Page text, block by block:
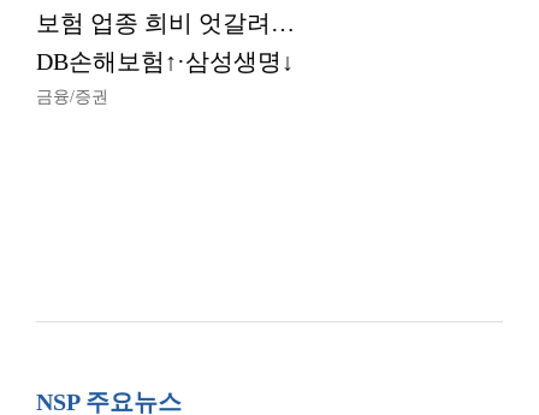
보험 업종 희비 엇갈려…
DB손해보험↑·삼성생명↓
금융/증권
NSP 주요뉴스